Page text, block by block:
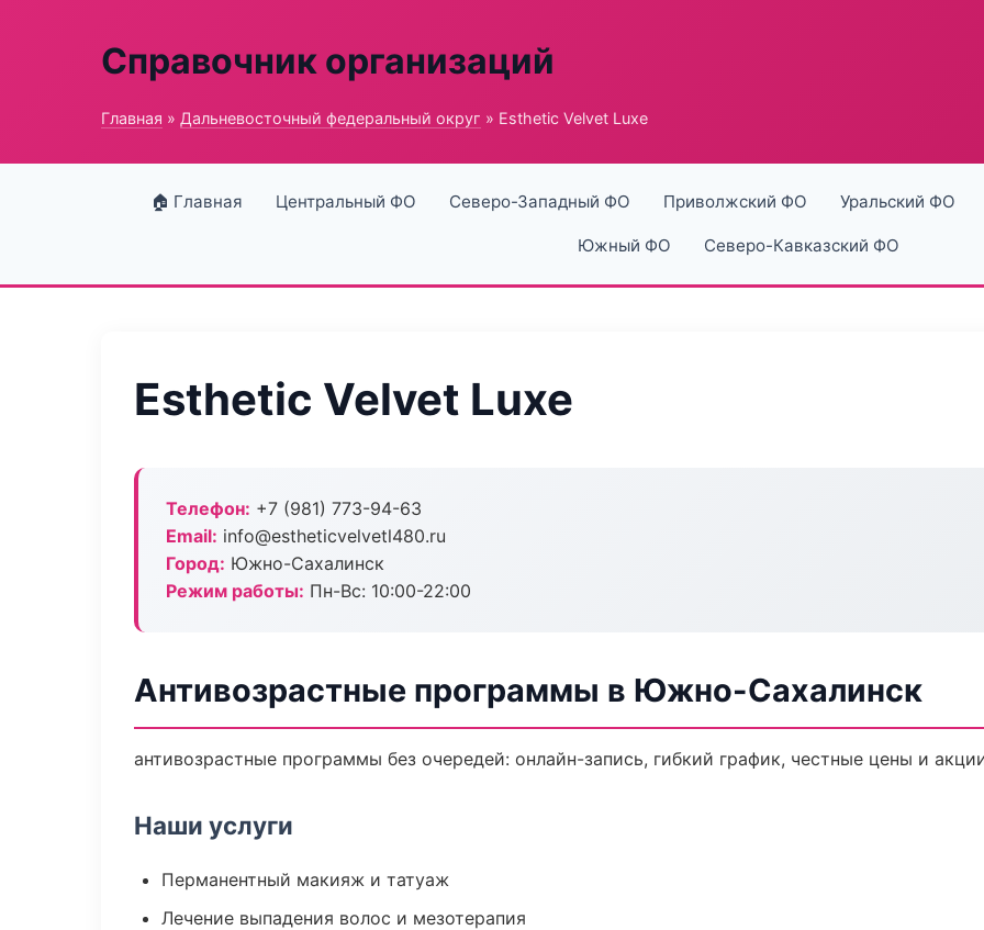
Справочник организаций
Главная » Дальневосточный федеральный округ » Esthetic Velvet Luxe
🏠 Главная Центральный ФО Северо-Западный ФО Приволжский ФО Уральский ФО
Южный ФО Северо-Кавказский ФО
Esthetic Velvet Luxe
Телефон: +7 (981) 773-94-63
Email: info@estheticvelvetl480.ru
Город: Южно-Сахалинск
Режим работы: Пн-Вс: 10:00-22:00
Антивозрастные программы в Южно-Сахалинск
антивозрастные программы без очередей: онлайн-запись, гибкий график, честные цены и
Наши услуги
Перманентный макияж и татуаж
Лечение выпадения волос и мезотерапия